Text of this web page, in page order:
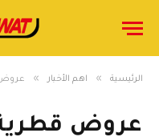
الرئيسية » اهم الأخبار » عروض
عروض قطرية